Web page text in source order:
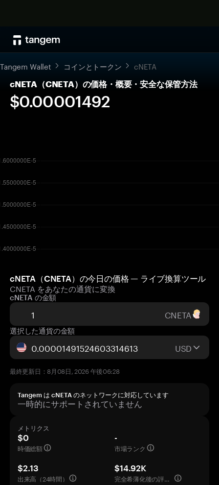
Tangem Wallet コインとトークン cNETA
cNETA（CNETA）の価格・概要・安全な保管方法
$0.00001492
cNETA（CNETA）の今日の価格 — ライブ換算ツール
CNETA をあなたの通貨に変換
cNETA の金額
CNETA
選択した通貨の金額
USD
最終更新日：8月08日, 2026 午後06:28
Tangem は cNETA のネットワークに対応しています
一時的にサポートされていません
メトリクス
$0
時価総額
-
市場ランク
$2.13
出来高（24時間）
$14.92K
完全希薄化後の評価額